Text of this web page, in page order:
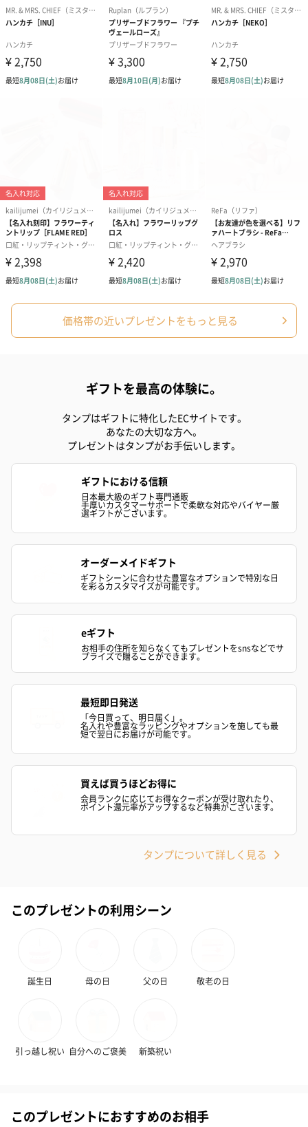
ハンドタオル・ハンカチを同梱してお届けいたします。ギフトへ
の＋αにおすすめです。
キャンドル・お香
キャンドル・お香を同梱してお届けいたします。
フラッグカプセル：イ
ンセンススティック
（END）（880円）
フラッグカプセル：イ
ンセンススティック
（St.OSMANTHUS）
（880円）
お酒を同梱してお届けいたします。
※20歳未満の方への酒類の販売はいたしません。
プレミアムビール イネ
実楽山田錦 特別純米
おつまみ・その他
お酒にぴったりのおつまみ・サプリを同梱してお届けいたしま
いぶりがっことチーズ
ごろっとうまみ チーズ
価格帯の近いプレゼントをもっと見る
ギフトを最高の体験に。
タンプはギフトに特化したECサイトです。
あなたの大切な方へ。
プレゼントはタンプがお手伝いします。
ギフトにおける信頼
日本最大級のギフト専門通販
手厚いカスタマーサポートで柔軟な対応やバイヤー厳
選ギフトがございます。
オーダーメイドギフト
ギフトシーンに合わせた豊富なオプションで特別な日
を彩るカスタマイズが可能です。
eギフト
お相手の住所を知らなくてもプレゼントをsnsなどでサ
プライズで贈ることができます。
最短即日発送
「今日買って、明日届く」。
名入れや豊富なラッピングやオプションを施しても最
短で翌日にお届けが可能です。
買えば買うほどお得に
会員ランクに応じてお得なクーポンが受け取れたり、
ポイント還元率がアップするなど特典がございます。
タンプについて詳しく見る
このプレゼントの利用シーン
誕生日 母の日 父の日 敬老の日
引っ越し祝い 自分へのご褒美 新築祝い
このプレゼントにおすすめのお相手